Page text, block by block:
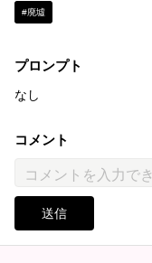
#廃墟
プロンプト
なし
コメント
送信